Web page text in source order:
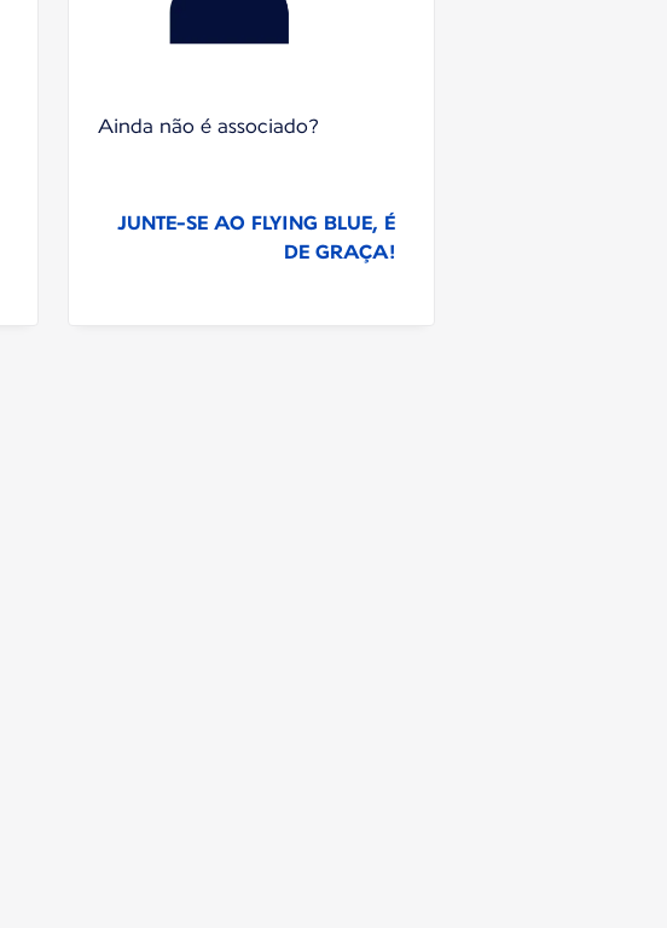
Ainda não é associado?
JUNTE-SE AO FLYING BLUE, É
DE GRAÇA!